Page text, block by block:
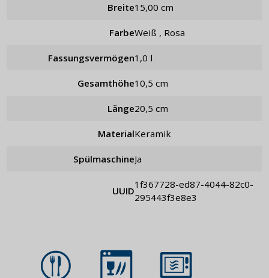
Breite 15,00 cm
Farbe weiß , Rosa
Fassungsvermögen 1,0 l
Gesamthöhe 10,5 cm
Länge 20,5 cm
Material Keramik
Spülmaschine Ja
UUID
1f367728-ed87-4044-82c0-
295443f3e8e3